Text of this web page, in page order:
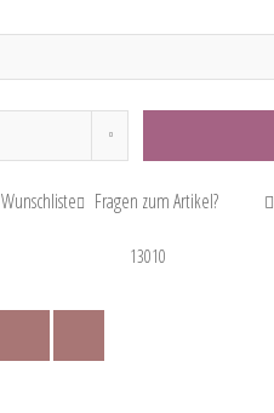
Wunschliste Fragen zum Artikel?
13010